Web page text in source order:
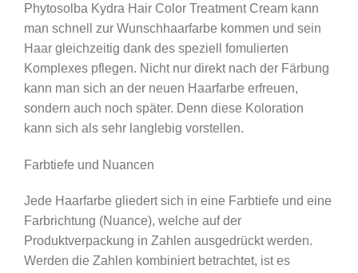
Phytosolba Kydra Hair Color Treatment Cream kann
man schnell zur Wunschhaarfarbe kommen und sein
Haar gleichzeitig dank des speziell fomulierten
Komplexes pflegen. Nicht nur direkt nach der Färbung
kann man sich an der neuen Haarfarbe erfreuen,
sondern auch noch später. Denn diese Koloration
kann sich als sehr langlebig vorstellen.
Farbtiefe und Nuancen
Jede Haarfarbe gliedert sich in eine Farbtiefe und eine
Farbrichtung (Nuance), welche auf der
Produktverpackung in Zahlen ausgedrückt werden.
Werden die Zahlen kombiniert betrachtet, ist es